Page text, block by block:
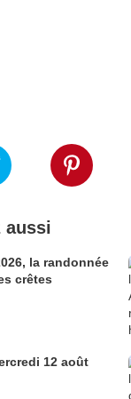
aussi
la randonnée
crêtes
12 août